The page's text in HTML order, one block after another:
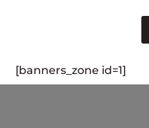
[banners_zone id=1]